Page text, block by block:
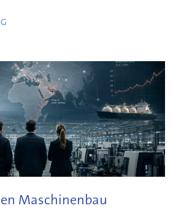
Maschinenbau